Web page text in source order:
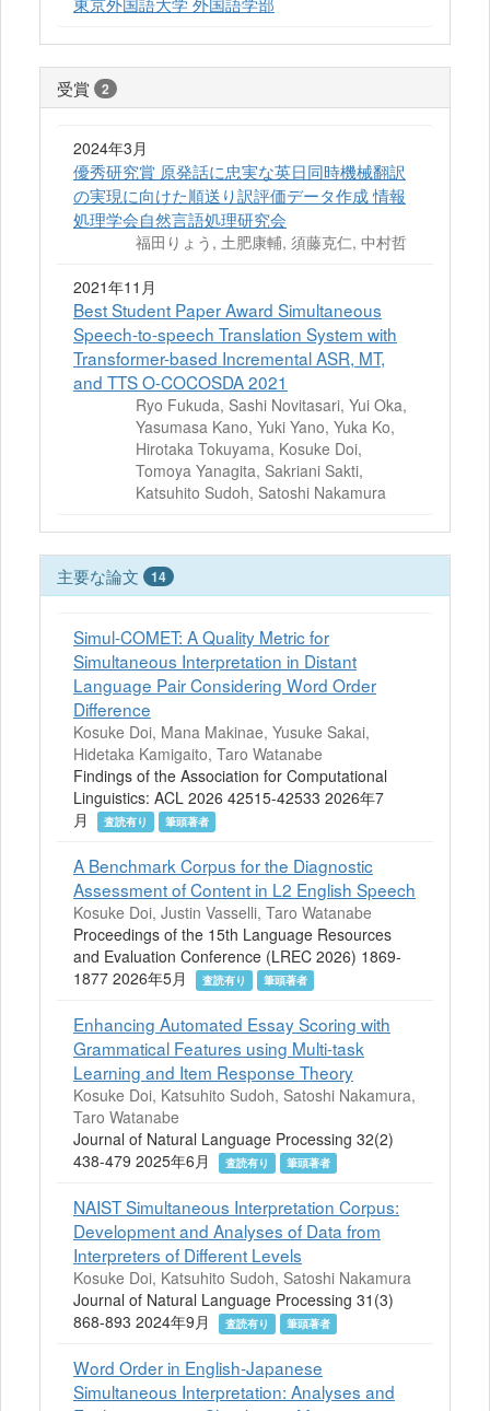
受賞 2
2024年3月
優秀研究賞 原発話に忠実な英日同時機械翻訳
の実現に向けた順送り訳評価データ作成 情報
処理学会自然言語処理研究会
福田りょう, 土肥康輔, 須藤克仁, 中村哲
2021年11月
Best Student Paper Award Simultaneous
Speech-to-speech Translation System with
Transformer-based Incremental ASR, MT,
and TTS O-COCOSDA 2021
Ryo Fukuda, Sashi Novitasari, Yui Oka,
Yasumasa Kano, Yuki Yano, Yuka Ko,
Hirotaka Tokuyama, Kosuke Doi,
Tomoya Yanagita, Sakriani Sakti,
Katsuhito Sudoh, Satoshi Nakamura
主要な論文 14
Simul-COMET: A Quality Metric for
Simultaneous Interpretation in Distant
Language Pair Considering Word Order
Difference
Kosuke Doi, Mana Makinae, Yusuke Sakai,
Hidetaka Kamigaito, Taro Watanabe
Findings of the Association for Computational
Linguistics: ACL 2026 42515-42533 2026年7
月
査読有り 筆頭著者
A Benchmark Corpus for the Diagnostic
Assessment of Content in L2 English Speech
Kosuke Doi, Justin Vasselli, Taro Watanabe
Proceedings of the 15th Language Resources
and Evaluation Conference (LREC 2026) 1869-
1877 2026年5月
査読有り 筆頭著者
Enhancing Automated Essay Scoring with
Grammatical Features using Multi-task
Learning and Item Response Theory
Kosuke Doi, Katsuhito Sudoh, Satoshi Nakamura,
Taro Watanabe
Journal of Natural Language Processing 32(2)
438-479 2025年6月
査読有り 筆頭著者
NAIST Simultaneous Interpretation Corpus:
Development and Analyses of Data from
Interpreters of Different Levels
Kosuke Doi, Katsuhito Sudoh, Satoshi Nakamura
Journal of Natural Language Processing 31(3)
868-893 2024年9月
査読有り 筆頭著者
Word Order in English-Japanese
Simultaneous Interpretation: Analyses and